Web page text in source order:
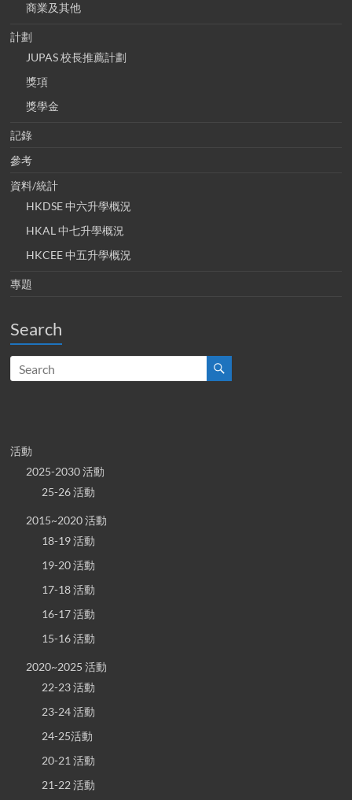
商業及其他
計劃
JUPAS 校長推薦計劃
獎項
獎學金
記錄
參考
資料/統計
HKDSE 中六升學概況
HKAL 中七升學概況
HKCEE 中五升學概況
專題
Search
活動
2025-2030 活動
25-26 活動
2015~2020 活動
18-19 活動
19-20 活動
17-18 活動
16-17 活動
15-16 活動
2020~2025 活動
22-23 活動
23-24 活動
24-25活動
20-21 活動
21-22 活動